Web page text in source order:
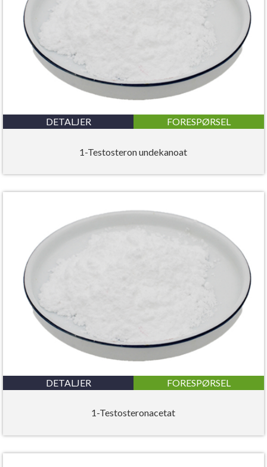
DETALJER FORESPØRSEL
1-Testosteron undekanoat
DETALJER FORESPØRSEL
1-Testosteronacetat